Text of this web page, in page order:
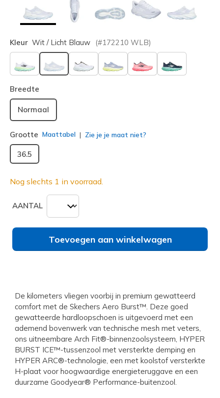
Kleur Wit / Licht Blauw (#172210 WLB)
geselecteerd
Breedte
Normaal
Grootte Maattabel Zie je je maat niet?
36.5
Nog slechts 1 in voorraad.
AANTAL
Toevoegen aan winkelwagen
De kilometers vliegen voorbij in premium gewatteerd
comfort met de Skechers Aero Burst™. Deze goed
gewatteerde hardloopschoen is uitgevoerd met een
ademend bovenwerk van technische mesh met veters,
ons uitneembare Arch Fit®-binnenzoolsysteem, HYPER
BURST ICE™-tussenzool met versterkte demping en
HYPER ARC®-technologie, een met koolstof versterkte
H-plaat voor hoogwaardige energieteruggave en een
duurzame Goodyear® Performance-buitenzool.